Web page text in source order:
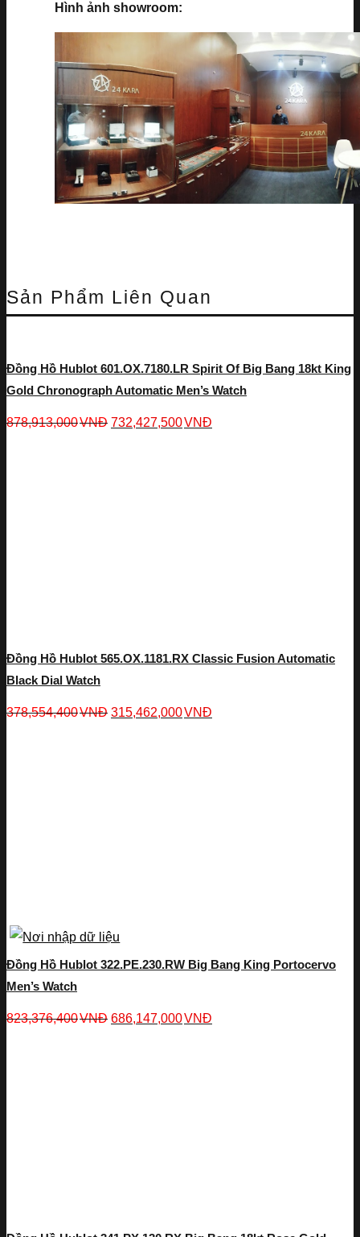
Hình ảnh showroom:
Sản Phẩm Liên Quan
Đồng Hồ Hublot 601.OX.7180.LR Spirit Of Big Bang 18kt King
Gold Chronograph Automatic Men’s Watch
878,913,000VNĐ 732,427,500VNĐ
Đồng Hồ Hublot 565.OX.1181.RX Classic Fusion Automatic
Black Dial Watch
378,554,400VNĐ 315,462,000VNĐ
Đồng Hồ Hublot 322.PE.230.RW Big Bang King Portocervo
Men’s Watch
823,376,400VNĐ 686,147,000VNĐ